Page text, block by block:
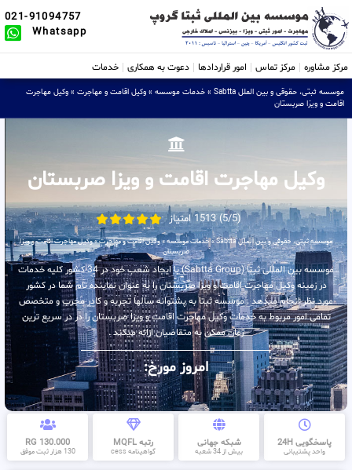
021-91094757
Whatsapp
مرکز مشاوره مرکز تماس امور قراردادها دعوت به همکاری خدمات
موسسه ثبتی، حقوقی و بین الملل Sabtta » خدمات موسسه » وکیل اقامت و مهاجرت » وکیل مهاجرت
اقامت و ویزا صربستان
وکیل مهاجرت اقامت و ویزا صربستان
(5/5) 1513 امتیاز
موسسه ثبتی، حقوقی و بین الملل Sabtta »خدمات موسسه»وکیل اقامت و مهاجرت»وکیل مهاجرت اقامت و ویزا
صربستان
موسسه بین المللی ثبتا (Sabtta Group) با ایجاد شعب خود در 34 کشور کلیه خدمات
در زمینه وکیل مهاجرت اقامت و ویزا صربستان را به عنوان نماینده تام شما در کشور
مورد نظر انجام میدهد . موسسه ثبتا به پشتوانه سالها تجربه و کادر مجرب و متخصص
تمامی امور مربوط به خدمات وکیل مهاجرت اقامت و ویزا صربستان را در در سریع ترین
زمان ممکن به متقاضیان ارائه میکند .
امروز مورخ:
پاسخگویی 24H
واحد پشتیبانی
شبکه جهانی
بیش از 34 شعبه
رتبه MQFL
گواهینامه cess
130.000 RG
130 هزار ثبت موفق